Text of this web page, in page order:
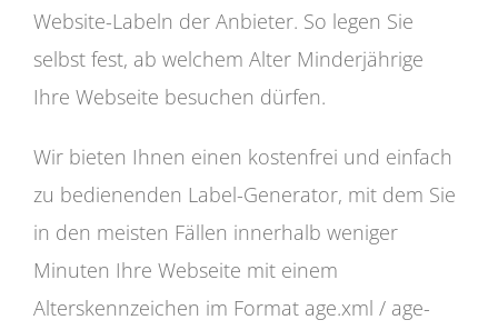
Website-Labeln der Anbieter. So legen Sie
selbst fest, ab welchem Alter Minderjährige
Ihre Webseite besuchen dürfen.
Wir bieten Ihnen einen kostenfrei und einfach
zu bedienenden Label-Generator, mit dem Sie
in den meisten Fällen innerhalb weniger
Minuten Ihre Webseite mit einem
Alterskennzeichen im Format age.xml / age-